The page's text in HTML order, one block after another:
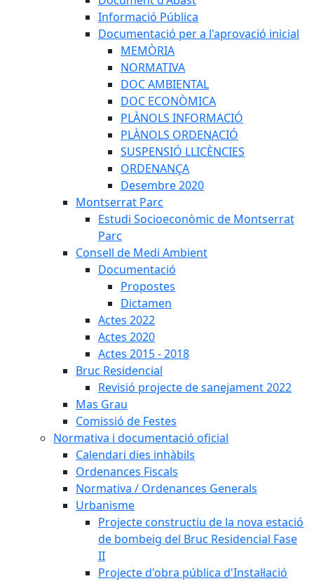
Informació Pública
Documentació per a l'aprovació inicial
MEMÒRIA
NORMATIVA
DOC AMBIENTAL
DOC ECONÒMICA
PLÀNOLS INFORMACIÓ
PLÀNOLS ORDENACIÓ
SUSPENSIÓ LLICÈNCIES
ORDENANÇA
Desembre 2020
Montserrat Parc
Estudi Socioeconòmic de Montserrat
Parc
Consell de Medi Ambient
Documentació
Propostes
Dictamen
Actes 2022
Actes 2020
Actes 2015 - 2018
Bruc Residencial
Revisió projecte de sanejament 2022
Mas Grau
Comissió de Festes
Normativa i documentació oficial
Calendari dies inhàbils
Ordenances Fiscals
Normativa / Ordenances Generals
Urbanisme
Projecte constructiu de la nova estació
de bombeig del Bruc Residencial Fase
II
Projecte d'obra pública d'Instal·lació